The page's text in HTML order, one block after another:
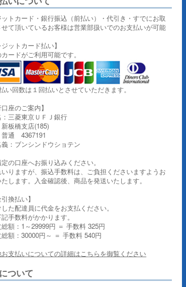
トカード・銀行振込（前払い）・代引き・すでにお取
せて頂いているお客様は営業部扱いでのお支払いが可能
ジットカード払い】
ードがご利用可能です。
い回数は１回払いとさせていただきます。
口座のご案内】
三菱東京ＵＦＪ銀行
板橋支店(185)
普通 4367191
：ブンシンドウショテン
の口座へお振り込みください。
いりますが、振込手数料は、ご負担くださいますようお
します。入金確認後、商品を発送いたします。
引換払い】
た配達員に代金をお支払ください。
手数料がかかります。
額：1～29999円 ＝ 手数料 325円
額：30000円～ ＝ 手数料 540円
お支払いについての詳細はこちらを御覧ください
ついて